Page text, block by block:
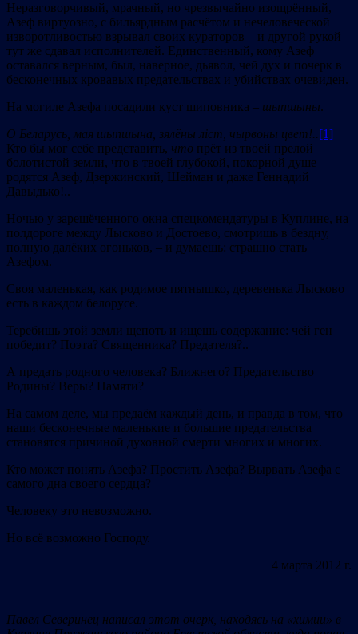
Неразговорчивый, мрачный, но чрезвычайно изощрённый,
Азеф виртуозно, с бильярдным расчётом и нечеловеческой
изворотливостью взрывал своих кураторов – и другой рукой
тут же сдавал исполнителей. Единственный, кому Азеф
оставался верным, был, наверное, дьявол, чей дух и почерк в
бесконечных кровавых предательствах и убийствах очевиден.
На могиле Азефа посадили куст шиповника – шыпшыны.
О Беларусь, мая шыпшына, зялёны ліст, чырвоны цвет!..[1]
Кто бы мог себе представить, что прёт из твоей прелой
болотистой земли, что в твоей глубокой, покорной душе
родятся Азеф, Дзержинский, Шейман и даже Геннадий
Давыдько!..
Ночью у зарешёченного окна спецкомендатуры в Куплине, на
полдороге между Лысково и Достоево, смотришь в бездну,
полную далёких огоньков, – и думаешь: страшно стать
Азефом.
Своя маленькая, как родимое пятнышко, деревенька Лысково
есть в каждом белорусе.
Теребишь этой земли щепоть и ищешь содержание: чей ген
победит? Поэта? Священника? Предателя?..
А предать родного человека? Ближнего? Предательство
Родины? Веры? Памяти?
На самом деле, мы предаём каждый день, и правда в том, что
наши бесконечные маленькие и большие предательства
становятся причиной духовной смерти многих и многих.
Кто может понять Азефа? Простить Азефа? Вырвать Азефа с
самого дна своего сердца?
Человеку это невозможно.
Но всё возможно Господу.
4 марта 2012 г.
Павел Северинец написал этот очерк, находясь на «химии» в